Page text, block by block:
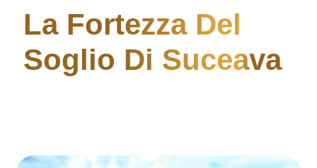
La Fortezza Del
Soglio Di Suceava